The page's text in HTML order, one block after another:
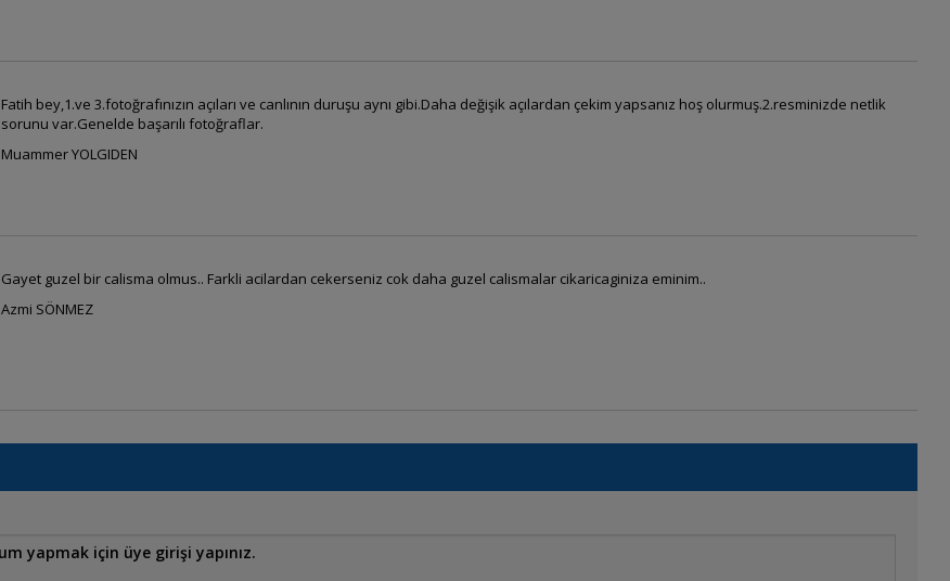
Fatih bey,1.ve 3.fotoğrafınızın açıları ve canlının duruşu aynı gibi.Daha değişik açılardan çekim yapsanız hoş olurmuş.2.resminizde netlik
sorunu var.Genelde başarılı fotoğraflar.
Muammer YOLGIDEN
Gayet guzel bir calisma olmus.. Farkli acilardan cekerseniz cok daha guzel calismalar cikaricaginiza eminim..
Azmi SÖNMEZ